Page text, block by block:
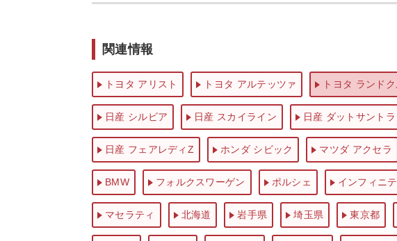
関連情報
トヨタ アリスト トヨタ アルテッツァ トヨタ ランド
日産 シルビア 日産 スカイライン 日産 ダットサントラ
日産 フェアレディZ ホンダ シビック マツダ アクセラ
BMW フォルクスワーゲン ポルシェ インフィニ
マセラティ 北海道 岩手県 埼玉県 東京都